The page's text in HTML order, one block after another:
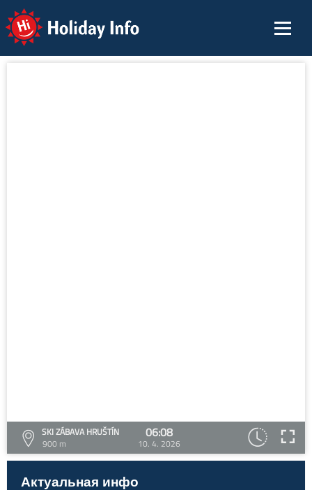
Holiday Info
SKI ZÁBAVA HRUŠTÍN
900 m
06:08
10. 4. 2026
Актуальная инфо